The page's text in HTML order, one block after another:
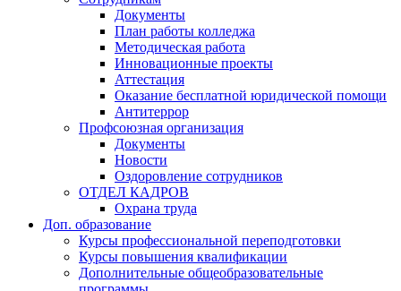
Документы
План работы колледжа
Методическая работа
Инновационные проекты
Аттестация
Оказание бесплатной юридической помощи
Антитеррор
Профсоюзная организация
Документы
Новости
Оздоровление сотрудников
ОТДЕЛ КАДРОВ
Охрана труда
Доп. образование
Курсы профессиональной переподготовки
Курсы повышения квалификации
Дополнительные общеобразовательные